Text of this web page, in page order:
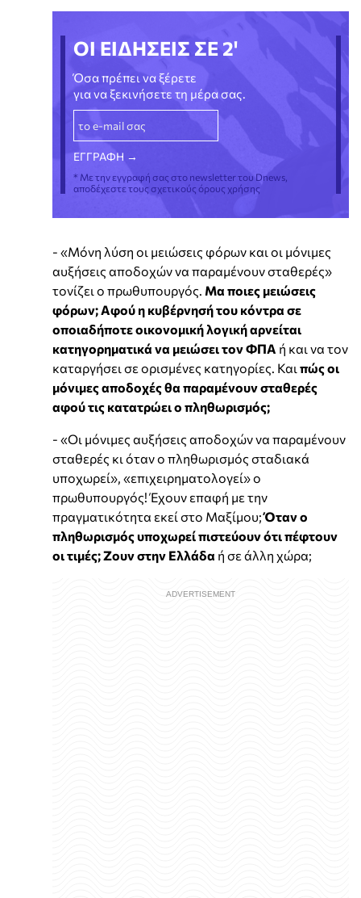
ΟΙ ΕΙΔΗΣΕΙΣ ΣΕ 2'
Όσα πρέπει να ξέρετε
για να ξεκινήσετε τη μέρα σας.
* Με την εγγραφή σας στο newsletter του Dnews,
αποδέχεστε τους σχετικούς όρους χρήσης
- «Μόνη λύση οι μειώσεις φόρων και οι μόνιμες
αυξήσεις αποδοχών να παραμένουν σταθερές»
τονίζει ο πρωθυπουργός. Μα ποιες μειώσεις
φόρων; Αφού η κυβέρνησή του κόντρα σε
οποιαδήποτε οικονομική λογική αρνείται
κατηγορηματικά να μειώσει τον ΦΠΑ ή και να τον
καταργήσει σε ορισμένες κατηγορίες. Και πώς οι
μόνιμες αποδοχές θα παραμένουν σταθερές
αφού τις κατατρώει ο πληθωρισμός;
- «Οι μόνιμες αυξήσεις αποδοχών να παραμένουν
σταθερές κι όταν ο πληθωρισμός σταδιακά
υποχωρεί», «επιχειρηματολογεί» ο
πρωθυπουργός! Έχουν επαφή με την
πραγματικότητα εκεί στο Μαξίμου;Όταν ο
πληθωρισμός υποχωρεί πιστεύουν ότι πέφτουν
οι τιμές; Ζουν στην Ελλάδα ή σε άλλη χώρα;